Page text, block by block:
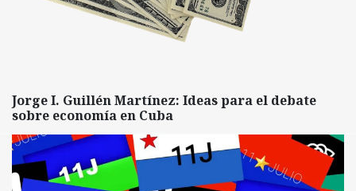
Jorge I. Guillén Martínez: Ideas para el debate
sobre economía en Cuba